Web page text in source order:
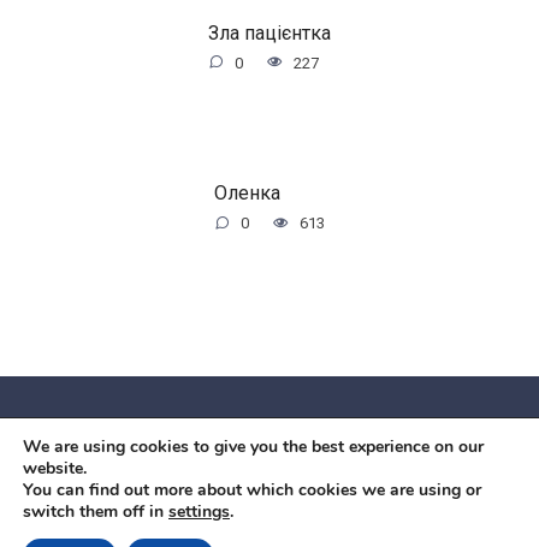
Зла пацієнтка
0 227
Оленка
0 613
© 2026 Червоний камiнь
Mobil OK Zoia Kupriianova Woronicza 80/82, Warszawa, 02-
640 +48791615995office@mobilok.eu
We are using cookies to give you the best experience on our
website.
You can find out more about which cookies we are using or
switch them off in settings.